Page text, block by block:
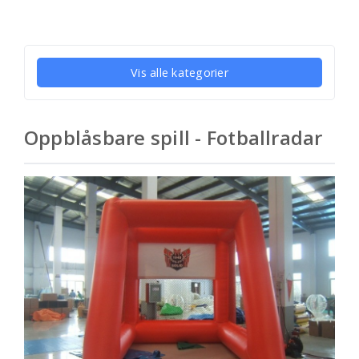
Vis alle kategorier
Oppblåsbare spill - Fotballradar